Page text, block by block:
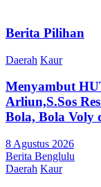
Berita Pilihan
Daerah Kaur
Menyambut
Arliun,S.Sos
Bola, Bola Voly
8 Agustus 2026
Berita Benglulu
Daerah Kaur